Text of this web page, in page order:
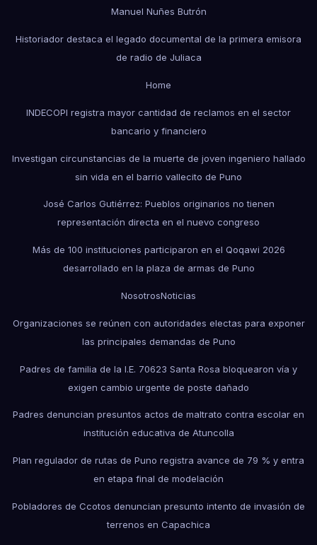
Manuel Nuñes Butrón
Historiador destaca el legado documental de la primera emisora
de radio de Juliaca
Home
INDECOPI registra mayor cantidad de reclamos en el sector
bancario y financiero
Investigan circunstancias de la muerte de joven ingeniero hallado
sin vida en el barrio vallecito de Puno
José Carlos Gutiérrez: Pueblos originarios no tienen
representación directa en el nuevo congreso
Más de 100 instituciones participaron en el Qoqawi 2026
desarrollado en la plaza de armas de Puno
NosotrosNoticias
Organizaciones se reúnen con autoridades electas para exponer
las principales demandas de Puno
Padres de familia de la I.E. 70623 Santa Rosa bloquearon vía y
exigen cambio urgente de poste dañado
Padres denuncian presuntos actos de maltrato contra escolar en
institución educativa de Atuncolla
Plan regulador de rutas de Puno registra avance de 79 % y entra
en etapa final de modelación
Pobladores de Ccotos denuncian presunto intento de invasión de
terrenos en Capachica